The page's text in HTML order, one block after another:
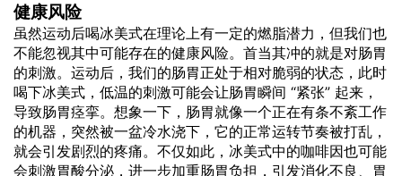
健康风险
虽然运动后喝冰美式在理论上有一定的燃脂潜力，但我们也
不能忽视其中可能存在的健康风险。首当其冲的就是对肠胃
的刺激。运动后，我们的肠胃正处于相对脆弱的状态，此时
喝下冰美式，低温的刺激可能会让肠胃瞬间 “紧张” 起来，
导致肠胃痉挛。想象一下，肠胃就像一个正在有条不紊工作
的机器，突然被一盆冷水浇下，它的正常运转节奏被打乱，
就会引发剧烈的疼痛。不仅如此，冰美式中的咖啡因也可能
会刺激胃酸分泌，进一步加重肠胃负担，引发消化不良、胃